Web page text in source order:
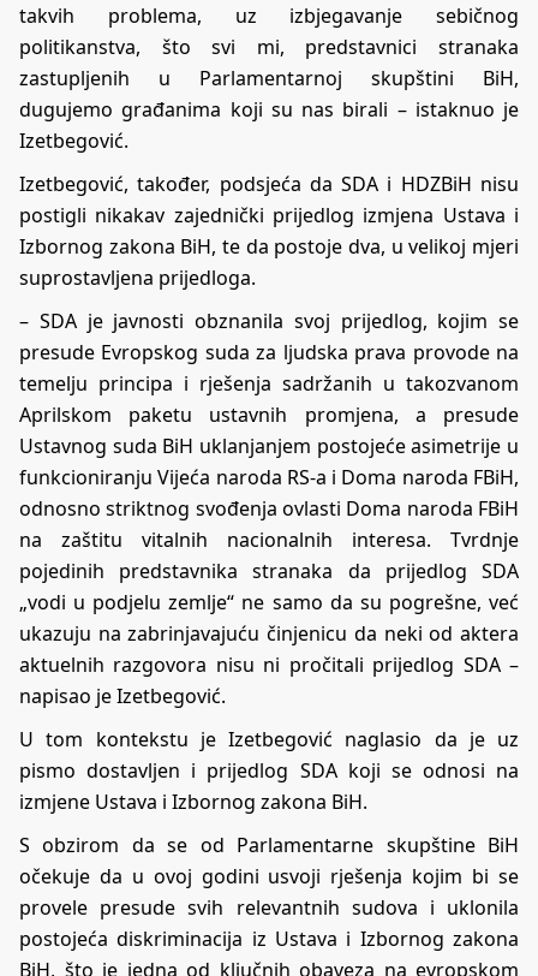
takvih problema, uz izbjegavanje sebičnog
politikanstva, što svi mi, predstavnici stranaka
zastupljenih u Parlamentarnoj skupštini BiH,
dugujemo građanima koji su nas birali – istaknuo je
Izetbegović.
Izetbegović, također, podsjeća da SDA i HDZBiH nisu
postigli nikakav zajednički prijedlog izmjena Ustava i
Izbornog zakona BiH, te da postoje dva, u velikoj mjeri
suprostavljena prijedloga.
– SDA je javnosti obznanila svoj prijedlog, kojim se
presude Evropskog suda za ljudska prava provode na
temelju principa i rješenja sadržanih u takozvanom
Aprilskom paketu ustavnih promjena, a presude
Ustavnog suda BiH uklanjanjem postojeće asimetrije u
funkcioniranju Vijeća naroda RS-a i Doma naroda FBiH,
odnosno striktnog svođenja ovlasti Doma naroda FBiH
na zaštitu vitalnih nacionalnih interesa. Tvrdnje
pojedinih predstavnika stranaka da prijedlog SDA
„vodi u podjelu zemlje“ ne samo da su pogrešne, već
ukazuju na zabrinjavajuću činjenicu da neki od aktera
aktuelnih razgovora nisu ni pročitali prijedlog SDA –
napisao je Izetbegović.
U tom kontekstu je Izetbegović naglasio da je uz
pismo dostavljen i prijedlog SDA koji se odnosi na
izmjene Ustava i Izbornog zakona BiH.
S obzirom da se od Parlamentarne skupštine BiH
očekuje da u ovoj godini usvoji rješenja kojim bi se
provele presude svih relevantnih sudova i uklonila
postojeća diskriminacija iz Ustava i Izbornog zakona
BiH, što je jedna od ključnih obaveza na evropskom